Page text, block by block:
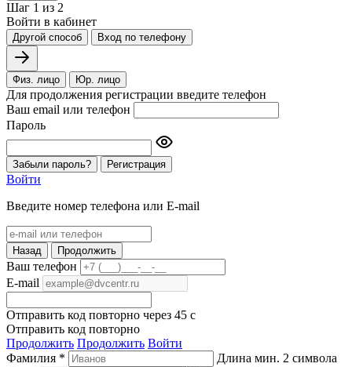
Шаг 1 из 2
Войти в кабинет
Другой способ Вход по телефону
Физ. лицо Юр. лицо
Для продолжения регистрации введите телефон
Ваш email или телефон
Пароль
Забыли пароль? Регистрация
Войти
Введите номер телефона или E-mail
Назад Продолжить
Ваш телефон
E-mail
Отправить код повторно через 45 c
Отправить код повторно
Продолжить Продолжить Войти
Фамилия *
Длина мин. 2 символа